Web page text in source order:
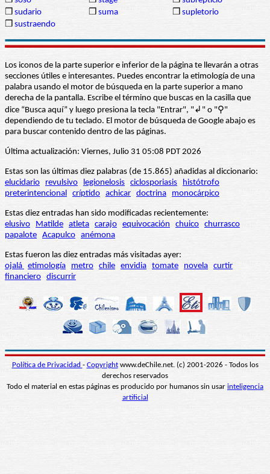
❒ sudario ❒ suma ❒ supletorio
❒ sustraendo
Los iconos de la parte superior e inferior de la página te llevarán a otras
secciones útiles e interesantes. Puedes encontrar la etimología de una
palabra usando el motor de búsqueda en la parte superior a mano
derecha de la pantalla. Escribe el término que buscas en la casilla que
dice “Busca aquí” y luego presiona la tecla "Entrar", "↲" o "⚲"
dependiendo de tu teclado. El motor de búsqueda de Google abajo es
para buscar contenido dentro de las páginas.
Última actualización: Viernes, Julio 31 05:08 PDT 2026
Estas son las últimas diez palabras (de 15.865) añadidas al diccionario:
elucidario
revulsivo legionelosis ciclosporiasis
histótrofo
preterintencional críptido achicar doctrina monocárpico
Estas diez entradas han sido modificadas recientemente:
elusivo
Matilde atleta carajo equivocación chuico churrasco
papalote Acapulco anémona
Estas fueron las diez entradas más visitadas ayer:
ojalá etimología metro chile envidia tomate novela curtir
financiero discurrir
Política de Privacidad - Copyrightwww.deChile.net. (c) 2001-2026 - Todos los
derechos reservados
Todo el material en estas páginas es producido por humanos sin usar inteligencia
artificial